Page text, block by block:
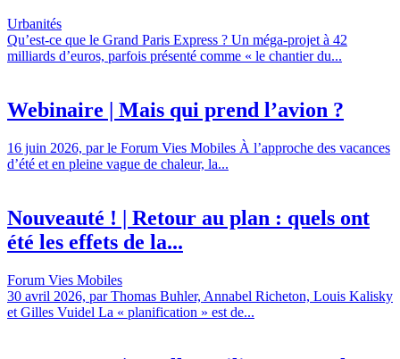
Urbanités
Qu’est-ce que le Grand Paris Express ? Un méga-projet à 42
milliards d’euros, parfois présenté comme « le chantier du...
Webinaire | Mais qui prend l’avion ?
16 juin 2026, par le Forum Vies Mobiles À l’approche des vacances
d’été et en pleine vague de chaleur, la...
Nouveauté ! | Retour au plan : quels ont
été les effets de la...
Forum Vies Mobiles
30 avril 2026, par Thomas Buhler, Annabel Richeton, Louis Kalisky
et Gilles Vuidel La « planification » est de...